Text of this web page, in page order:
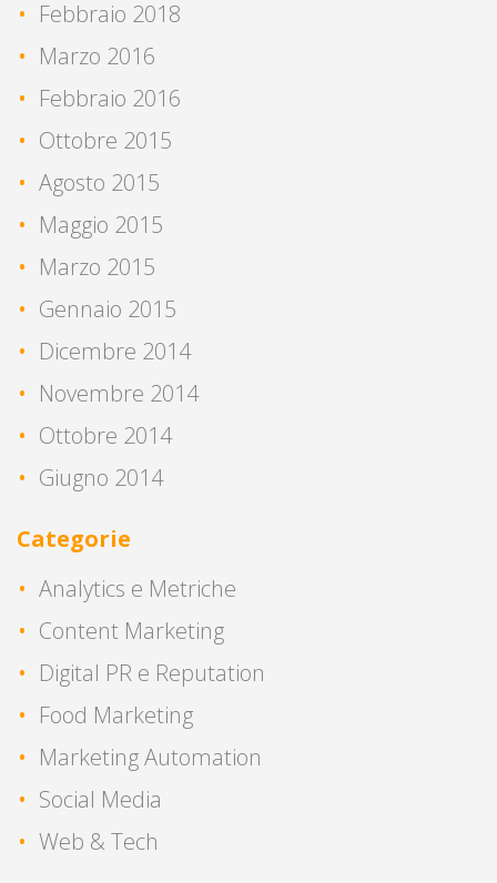
Febbraio 2018
Marzo 2016
Febbraio 2016
Ottobre 2015
Agosto 2015
Maggio 2015
Marzo 2015
Gennaio 2015
Dicembre 2014
Novembre 2014
Ottobre 2014
Giugno 2014
Categorie
Analytics e Metriche
Content Marketing
Digital PR e Reputation
Food Marketing
Marketing Automation
Social Media
Web & Tech